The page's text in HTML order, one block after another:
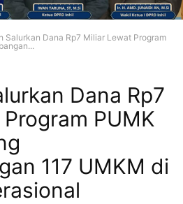
Salurkan Dana Rp7 Miliar Lewat Program
Dana Rp7
PUMK
117 UMKM di